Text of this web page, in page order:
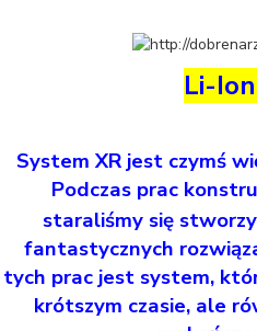
Li-
System XR jest czymś
Podczas prac
staraliśmy się
fantastycznych
tych prac jest system,
krótszym czasie, ale